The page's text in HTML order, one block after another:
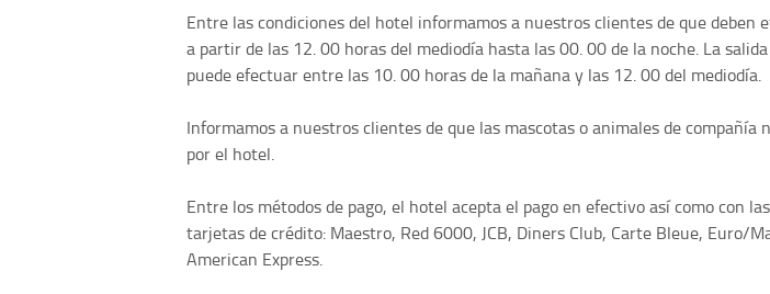
Entre las condiciones del hotel informamos a nuestros clientes de que deben
a partir de las 12. 00 horas del mediodía hasta las 00. 00 de la noche. La
puede efectuar entre las 10. 00 horas de la mañana y las 12. 00 del mediodía.
Informamos a nuestros clientes de que las mascotas o animales de compañía
por el hotel.
Entre los métodos de pago, el hotel acepta el pago en efectivo así como con
tarjetas de crédito: Maestro, Red 6000, JCB, Diners Club, Carte Bleue, Euro/
American Express.